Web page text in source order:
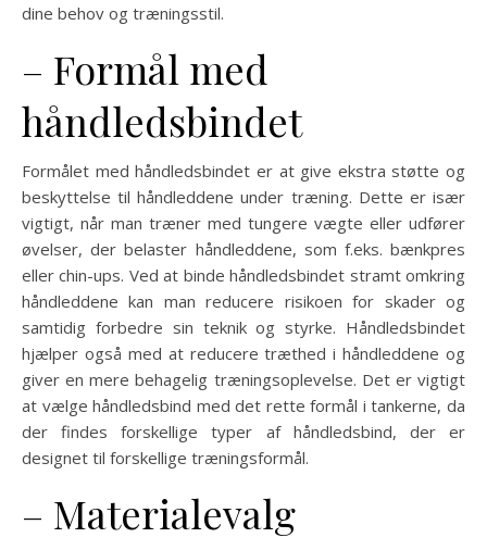
dine behov og træningsstil.
– Formål med
håndledsbindet
Formålet med håndledsbindet er at give ekstra støtte og
beskyttelse til håndleddene under træning. Dette er især
vigtigt, når man træner med tungere vægte eller udfører
øvelser, der belaster håndleddene, som f.eks. bænkpres
eller chin-ups. Ved at binde håndledsbindet stramt omkring
håndleddene kan man reducere risikoen for skader og
samtidig forbedre sin teknik og styrke. Håndledsbindet
hjælper også med at reducere træthed i håndleddene og
giver en mere behagelig træningsoplevelse. Det er vigtigt
at vælge håndledsbind med det rette formål i tankerne, da
der findes forskellige typer af håndledsbind, der er
designet til forskellige træningsformål.
– Materialevalg